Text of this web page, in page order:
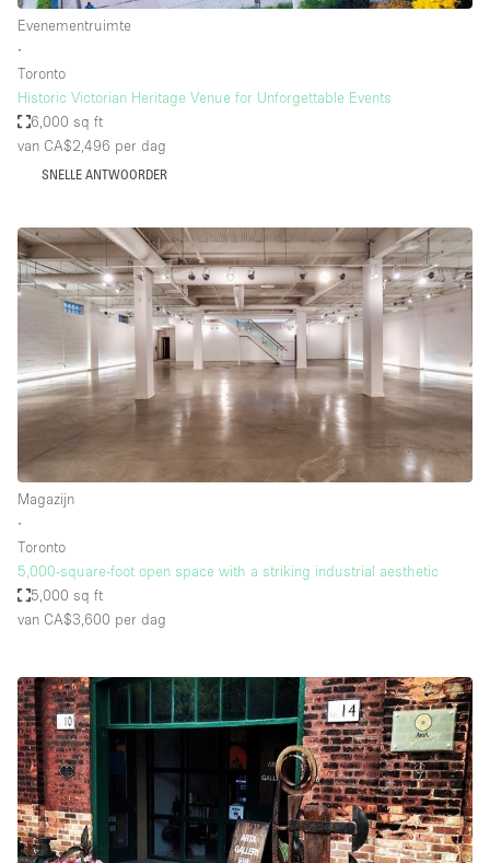
Evenementruimte
∙
Toronto
Historic Victorian Heritage Venue for Unforgettable Events
6,000 sq ft
van CA$2,496 per dag
SNELLE ANTWOORDER
Magazijn
∙
Toronto
5,000-square-foot open space with a striking industrial aesthetic
5,000 sq ft
van CA$3,600 per dag